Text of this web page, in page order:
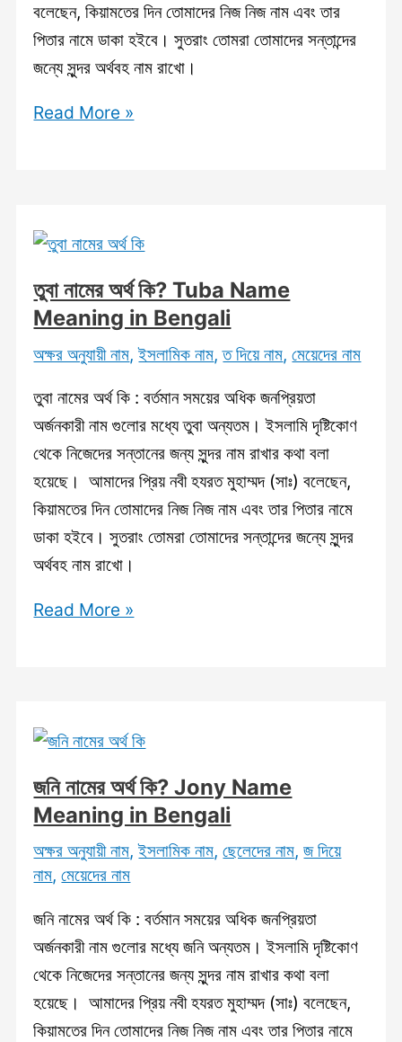
বলেছেন, কিয়ামতের দিন তোমাদের নিজ নিজ নাম এবং তার
পিতার নামে ডাকা হইবে। সুতরাং তোমরা তোমাদের সন্তান্দের
জন্যে সুন্দর অর্থবহ নাম রাখো।
জাকির
Name
Meaning
Read More »
তুবা নামের অর্থ কি? Tuba Name
Meaning in Bengali
অক্ষর অনুযায়ী নাম,ইসলামিক নাম,ত দিয়ে নাম,মেয়েদের নাম
তুবা নামের অর্থ কি : বর্তমান সময়ের অধিক জনপ্রিয়তা
অর্জনকারী নাম গুলোর মধ্যে তুবা অন্যতম। ইসলামি দৃষ্টিকোণ
থেকে নিজেদের সন্তানের জন্য সুন্দর নাম রাখার কথা বলা
হয়েছে। আমাদের প্রিয় নবী হযরত মুহাম্মদ (সাঃ) বলেছেন,
কিয়ামতের দিন তোমাদের নিজ নিজ নাম এবং তার পিতার নামে
ডাকা হইবে। সুতরাং তোমরা তোমাদের সন্তান্দের জন্যে সুন্দর
অর্থবহ নাম রাখো।
তুবা
Name
Meaning
in
Bengali
Read More »
জনি নামের অর্থ কি? Jony Name
Meaning in Bengali
অক্ষর অনুযায়ী নাম,ইসলামিক নাম,ছেলেদের নাম,জ দিয়ে
নাম,মেয়েদের নাম
জনি নামের অর্থ কি : বর্তমান সময়ের অধিক জনপ্রিয়তা
অর্জনকারী নাম গুলোর মধ্যে জনি অন্যতম। ইসলামি দৃষ্টিকোণ
থেকে নিজেদের সন্তানের জন্য সুন্দর নাম রাখার কথা বলা
হয়েছে। আমাদের প্রিয় নবী হযরত মুহাম্মদ (সাঃ) বলেছেন,
কিয়ামতের দিন তোমাদের নিজ নিজ নাম এবং তার পিতার নামে